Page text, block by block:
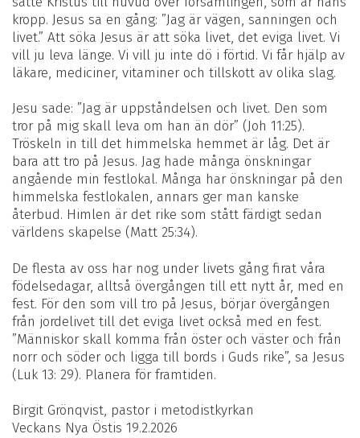
kropp. Jesus sa en gång: ”Jag är vägen, sanningen och
livet.” Att söka Jesus är att söka livet, det eviga livet. Vi
vill ju leva länge. Vi vill ju inte dö i förtid. Vi får hjälp av
läkare, mediciner, vitaminer och tillskott av olika slag.
Jesu sade: ”Jag är uppståndelsen och livet. Den som
tror på mig skall leva om han än dör” (Joh 11:25).
Tröskeln in till det himmelska hemmet är låg. Det är
bara att tro på Jesus. Jag hade många önskningar
angående min festlokal. Många har önskningar på den
himmelska festlokalen, annars ger man kanske
återbud. Himlen är det rike som stått färdigt sedan
världens skapelse (Matt 25:34).
De flesta av oss har nog under livets gång firat våra
födelsedagar, alltså övergången till ett nytt år, med en
fest. För den som vill tro på Jesus, börjar övergången
från jordelivet till det eviga livet också med en fest.
”Människor skall komma från öster och väster och från
norr och söder och ligga till bords i Guds rike”, sa Jesus
(Luk 13: 29). Planera för framtiden.
Birgit Grönqvist, pastor i metodistkyrkan
Veckans Nya Östis 19.2.2026